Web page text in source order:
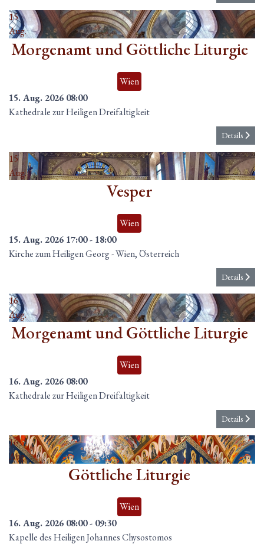
15
Aug.
Morgenamt und Göttliche Liturgie
Wien
15. Aug. 2026 08:00
Kathedrale zur Heiligen Dreifaltigkeit
Details
15
Aug.
Vesper
Wien
15. Aug. 2026 17:00- 18:00
Kirche zum Heiligen Georg-Wien, Österreich
Details
16
Aug.
Morgenamt und Göttliche Liturgie
Wien
16. Aug. 2026 08:00
Kathedrale zur Heiligen Dreifaltigkeit
Details
16
Aug.
Göttliche Liturgie
Wien
16. Aug. 2026 08:00- 09:30
Kapelle des Heiligen Johannes Chysostomos